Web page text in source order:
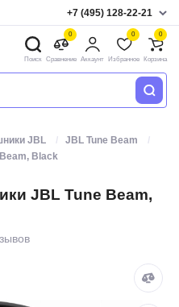
+7 (495) 128-22-21
Поиск
0
Сравнение Аккаунт
0
Избранное
0
Корзина
JBL
JBL Tune Beam
Black
JBL Tune Beam,